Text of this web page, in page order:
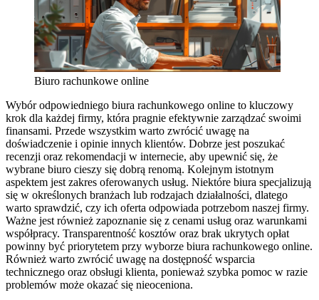
Biuro rachunkowe online
Wybór odpowiedniego biura rachunkowego online to kluczowy
krok dla każdej firmy, która pragnie efektywnie zarządzać swoimi
finansami. Przede wszystkim warto zwrócić uwagę na
doświadczenie i opinie innych klientów. Dobrze jest poszukać
recenzji oraz rekomendacji w internecie, aby upewnić się, że
wybrane biuro cieszy się dobrą renomą. Kolejnym istotnym
aspektem jest zakres oferowanych usług. Niektóre biura specjalizują
się w określonych branżach lub rodzajach działalności, dlatego
warto sprawdzić, czy ich oferta odpowiada potrzebom naszej firmy.
Ważne jest również zapoznanie się z cenami usług oraz warunkami
współpracy. Transparentność kosztów oraz brak ukrytych opłat
powinny być priorytetem przy wyborze biura rachunkowego online.
Również warto zwrócić uwagę na dostępność wsparcia
technicznego oraz obsługi klienta, ponieważ szybka pomoc w razie
problemów może okazać się nieoceniona.